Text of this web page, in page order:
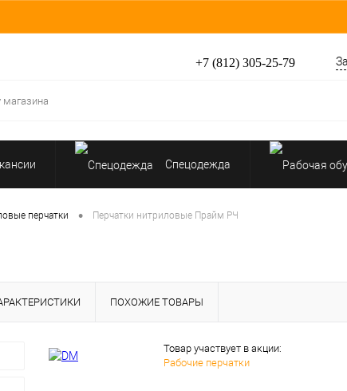
+7 (812) 305-25-79
Спецодежда
Перчатки, рукавицы
перчатки • Перчатки нитриловые Прайм РЧ
ПОХОЖИЕ ТОВАРЫ
Товар участвует в акции:
Рабочие перчатки